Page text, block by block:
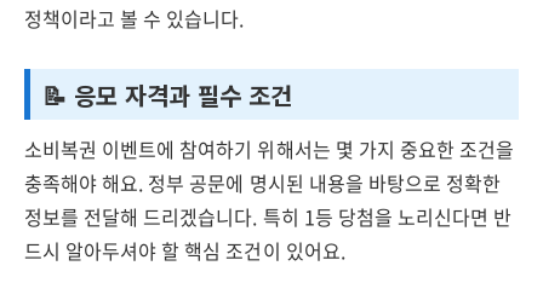
정책이라고 볼 수 있습니다.
📝 응모 자격과 필수 조건
소비복권 이벤트에 참여하기 위해서는 몇 가지 중요한 조건을
충족해야 해요. 정부 공문에 명시된 내용을 바탕으로 정확한
정보를 전달해 드리겠습니다. 특히 1등 당첨을 노리신다면 반
드시 알아두셔야 할 핵심 조건이 있어요.